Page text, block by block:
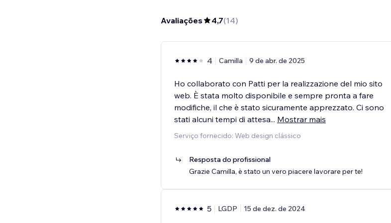
Avaliações 4,7(14)
4 Camilla 9 de abr. de 2025
Ho collaborato con Patti per la realizzazione del mio sito
web. È stata molto disponibile e sempre pronta a fare
modifiche, il che è stato sicuramente apprezzato. Ci sono
stati alcuni tempi di attesa... Mostrar mais
Serviço fornecido: Web design clássico
Resposta do profissional
Grazie Camilla, è stato un vero piacere lavorare per te!
5 LGDP 15 de dez. de 2024